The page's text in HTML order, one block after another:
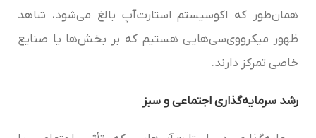
همان‌طور که اکوسیستم استارت‌آپ بالغ می‌شود، شاهد
ظهور میکرو‌وی‌سی‌‌هایی هستیم که بر بخش‌ها یا صنایع
خاصی تمرکز دارند.
رشد سرمایه‌گذاری اجتماعی و سبز